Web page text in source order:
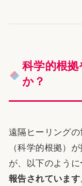
科学的根
か？
遠隔ヒーリング
（科学的根拠）
が、以下のように
報告されています